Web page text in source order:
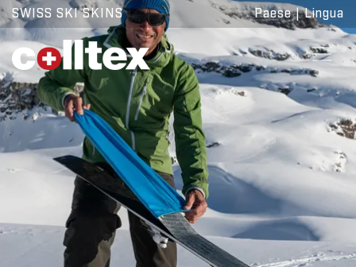
SWISS SKI SKINS Paese|Lingua